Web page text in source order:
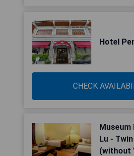
Hotel
CHECK
Museum
Lu -
(without